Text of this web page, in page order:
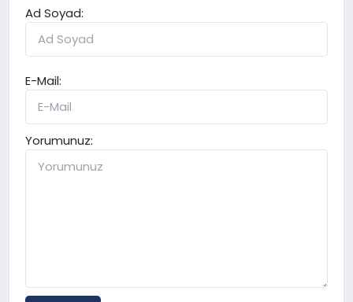
Ad Soyad:
E-Mail:
Yorumunuz: